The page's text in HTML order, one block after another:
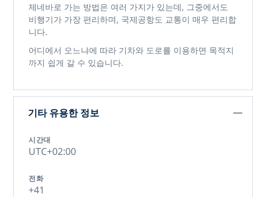
제네바로 가는 방법은 여러 가지가 있는데, 그중에서도
비행기가 가장 편리하며, 국제공항도 교통이 매우 편리합
니다.
어디에서 오느냐에 따라 기차와 도로를 이용하면 목적지
까지 쉽게 갈 수 있습니다.
기타 유용한 정보
시간대
UTC+02:00
전화
+41